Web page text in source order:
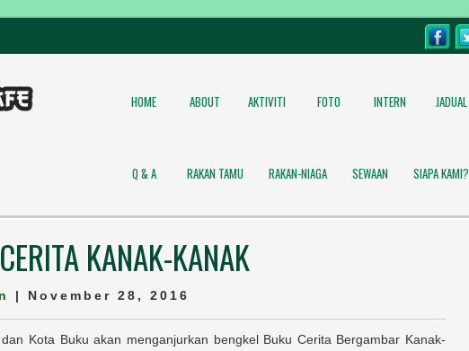
HOME ABOUT AKTIVITI FOTO INTERN JADUAL
Q & A RAKAN TAMU RAKAN-NIAGA SEWAAN SIAPA KAMI?
KANAK-KANAK
| November 28, 2016
Kota Buku akan menganjurkan bengkel Buku Cerita Bergambar Kanak-